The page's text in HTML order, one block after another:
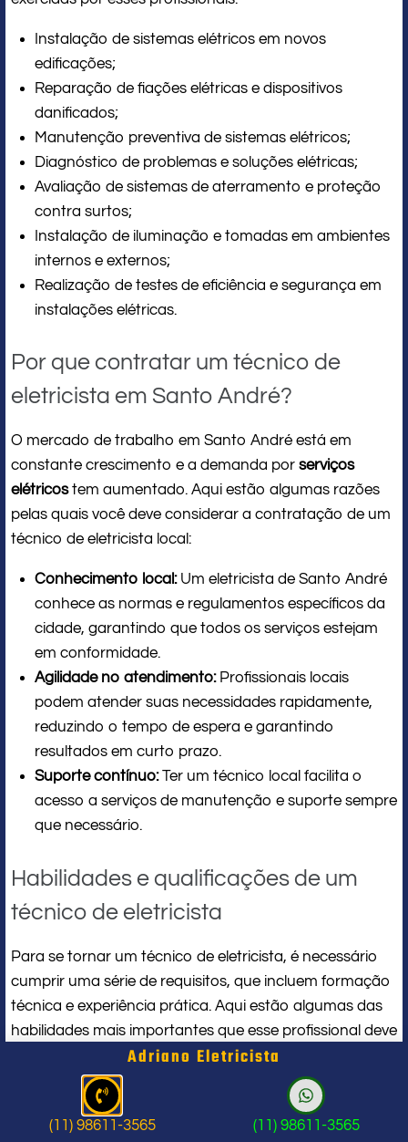
Instalação de sistemas elétricos em novos
edificações;
Reparação de fiações elétricas e dispositivos
danificados;
Manutenção preventiva de sistemas elétricos;
Diagnóstico de problemas e soluções elétricas;
Avaliação de sistemas de aterramento e proteção
contra surtos;
Instalação de iluminação e tomadas em ambientes
internos e externos;
Realização de testes de eficiência e segurança em
instalações elétricas.
Por que contratar um técnico de
eletricista em Santo André?
O mercado de trabalho em Santo André está em
constante crescimento e a demanda por serviços
elétricostem aumentado. Aqui estão algumas razões
pelas quais você deve considerar a contratação de um
técnico de eletricista local:
Conhecimento local:Um eletricista de Santo André
conhece as normas e regulamentos específicos da
cidade, garantindo que todos os serviços estejam
em conformidade.
Agilidade no atendimento:Profissionais locais
podem atender suas necessidades rapidamente,
reduzindo o tempo de espera e garantindo
resultados em curto prazo.
Suporte contínuo:Ter um técnico local facilita o
acesso a serviços de manutenção e suporte sempre
que necessário.
Habilidades e qualificações de um
técnico de eletricista
Para se tornar um técnico de eletricista, é necessário
cumprir uma série de requisitos, que incluem formação
técnica e experiência prática. Aqui estão algumas das
habilidades mais importantes que esse profissional deve
Conhecimento técnico:
Domínio das normas de
segurança e instalação elétrica.
Adriano Eletricista
(11) 98611-3565 (11) 98611-3565